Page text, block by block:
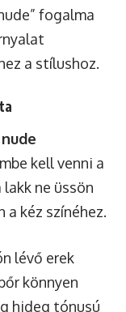
fogalma
a stílushoz.
nude
kell venni a
ne üssön
a kéz színéhez.
lévő erek
könnyen
hideg tónusú